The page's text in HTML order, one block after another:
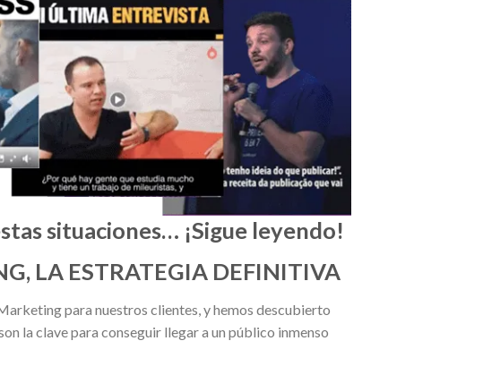
situaciones… ¡Sigue leyendo!
LA ESTRATEGIA DEFINITIVA
para nuestros clientes, y hemos descubierto
la clave para conseguir llegar a un público inmenso